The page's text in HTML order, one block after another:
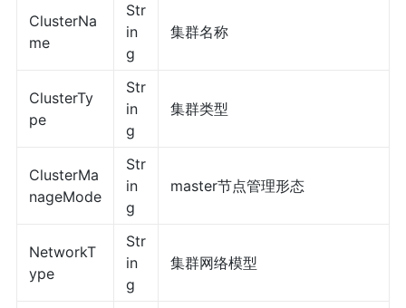
ClusterNa
me
Str
in
g
集群名称
ClusterTy
pe
Str
in
g
集群类型
ClusterMa
nageMode
Str
in
g
master节点管理形态
NetworkT
ype
Str
in
g
集群网络模型